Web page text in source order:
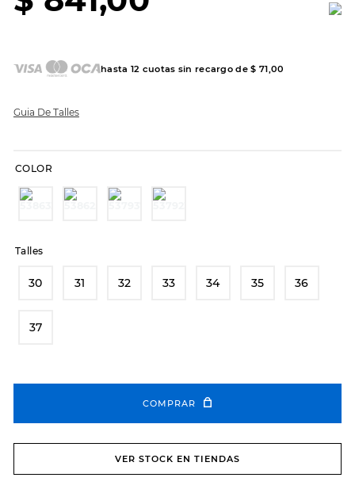
hasta 12 cuotas sin recargo de$ 71 00
Guia De Talles
COLOR
Talles
30 31 32 33 34 35 36
37
COMPRAR
VER STOCK EN TIENDAS